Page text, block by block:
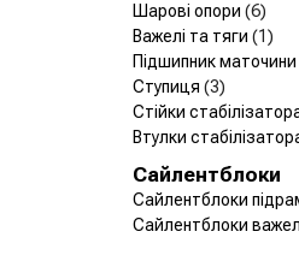
Шарові опори (6)
Важелі та тяги (1)
Підшипник маточини
Ступиця (3)
Стійки
Втулки
Сайлентблоки
Сайлентблоки
Сайлентблоки